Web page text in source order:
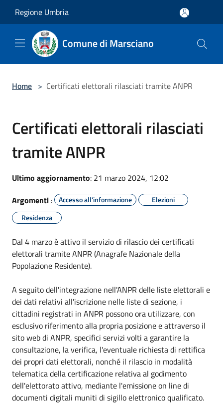
Regione Umbria
Comune di Marsciano
Home > Certificati elettorali rilasciati tramite ANPR
Certificati elettorali rilasciati
tramite ANPR
Ultimo aggiornamento: 21 marzo 2024, 12:02
Argomenti : Accesso all'informazione
Elezioni
Residenza
Dal 4 marzo è attivo il servizio di rilascio dei certificati
elettorali tramite ANPR (Anagrafe Nazionale della
Popolazione Residente).
A seguito dell'integrazione nell'ANPR delle liste elettorali e
dei dati relativi all'iscrizione nelle liste di sezione, i
cittadini registrati in ANPR possono ora utilizzare, con
esclusivo riferimento alla propria posizione e attraverso il
sito web di ANPR, specifici servizi volti a garantire la
consultazione, la verifica, l'eventuale richiesta di rettifica
dei propri dati elettorali, nonché il rilascio in modalità
telematica della certificazione relativa al godimento
dell'elettorato attivo, mediante l'emissione on line di
documenti digitali muniti di sigillo elettronico qualificato.